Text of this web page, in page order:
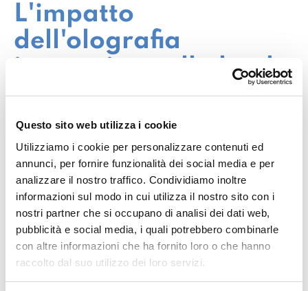
Questo sito web utilizza i cookie
Utilizziamo i cookie per personalizzare contenuti ed
annunci, per fornire funzionalità dei social media e per
analizzare il nostro traffico. Condividiamo inoltre
informazioni sul modo in cui utilizza il nostro sito con i
nostri partner che si occupano di analisi dei dati web,
pubblicità e social media, i quali potrebbero combinarle
con altre informazioni che ha fornito loro o che hanno
raccolto dal suo utilizzo dei loro servizi.
L'impatto
dell'olografia
immersiva nella lead
generation
L'olografia immersiva è una di quelle
tecnologie che fanno davvero la differenza
quando si tratta dicatturare l'attenzione e
lasciare un ricordo duraturo.
Nel contesto della lead generation, offre
un’opportunità unica di
creare un forte impatto
emotivo, sfruttando la capacità di coinvolgere i
sensi e di trasportare gli utenti in ambienti